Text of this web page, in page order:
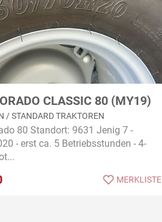
CLASSIC 80 (MY19)
/ STANDARD TRAKTOREN
80 Standort: 9631 Jenig 7 -
- erst ca. 5 Betriebsstunden - 4-
MERKLISTE